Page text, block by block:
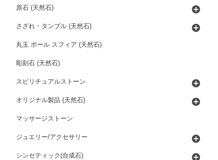
原石 (天然石)
さざれ・タンブル (天然石)
丸玉 ボール スフィア (天然石)
彫刻石 (天然石)
スピリチュアルストーン
オリジナル製品 (天然石)
マッサージストーン
ジュエリー/アクセサリー
シンセティック(合成石)